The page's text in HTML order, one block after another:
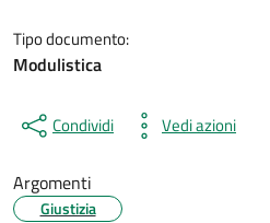
Tipo documento:
Modulistica
Condividi Vedi azioni
Argomenti
Giustizia